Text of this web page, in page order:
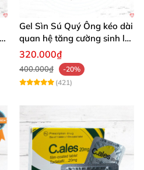
Gel Sìn Sú Quý Ông kéo dài
quan hệ tăng cường sinh lý
nam
320.000₫
400.000₫
-20%
(421)